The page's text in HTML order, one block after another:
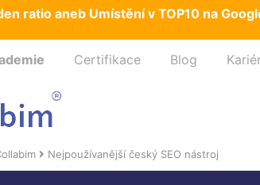
ratio aneb Umístění v TOP10 na
Certifikace Blog
Nejpoužívanější český SEO nástroj